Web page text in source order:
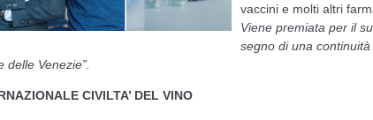
vaccini e molti altri
Viene premiata per il
segno di una
delle Venezie”.
CIVILTA’ DEL VINO